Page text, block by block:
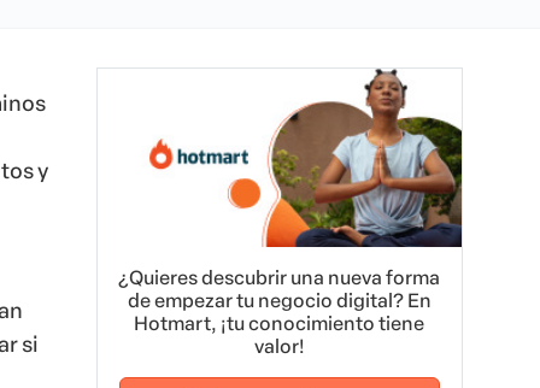
y
si
¿Quieres descubrir una nueva forma
de empezar tu negocio digital? En
Hotmart, ¡tu conocimiento tiene
valor!